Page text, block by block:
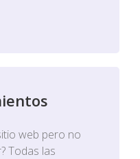
web pero no
Todas las